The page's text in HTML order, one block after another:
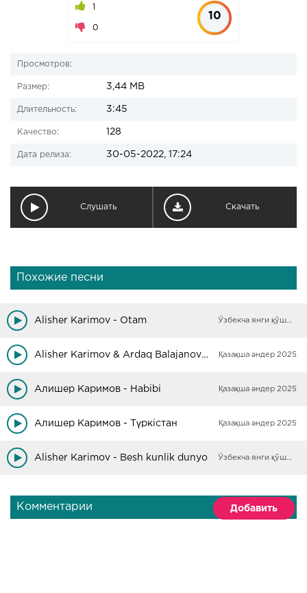
1
0
10
Просмотров:
Размер: 3,44 MB
Длительность: 3:45
Качество: 128
Дата релиза: 30-05-2022, 17:24
Слушать Скачать
Похожие песни
Alisher Karimov - Otam Ўзбекча янги қўшиқлар
Alisher Karimov & Ardaq Balajanova - Ardagym Қазақша әндер 2025
Алишер Каримов - Habibi Қазақша әндер 2025
Алишер Каримов - Түркістан Қазақша әндер 2025
Alisher Karimov - Besh kunlik dunyo Ўзбекча янги қўшиқлар
Комментарии Добавить